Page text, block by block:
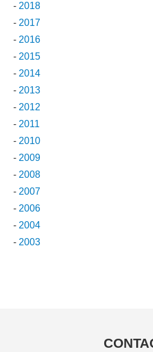
- 2018
- 2017
- 2016
- 2015
- 2014
- 2013
- 2012
- 2011
- 2010
- 2009
- 2008
- 2007
- 2006
- 2004
- 2003